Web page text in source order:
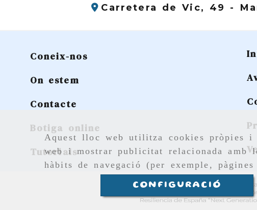
Aquest lloc web utilitza cookies pròpies
web i mostrar publicitat relacionada amb
hàbits de navegació (per exemple,
CONFIGURACIÓ
Carretera de Vic, 49 -
Coneix-nos
On estem
Contacte
Botiga online
Tutorials